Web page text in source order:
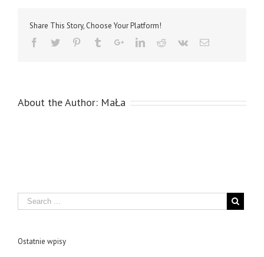
Share This Story, Choose Your Platform!
About the Author: MaŁa
Search
Ostatnie wpisy